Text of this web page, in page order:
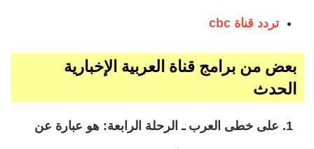
تردد قناة cbc
بعض من برامج قناة العربية الإخبارية
الحدث
على خطى العرب ـ الرحلة الرابعة: هو عبارة عن